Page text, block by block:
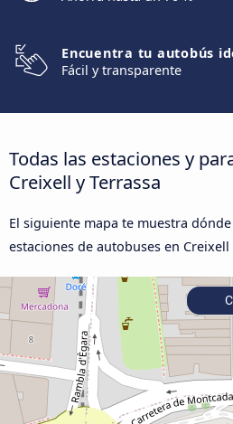
Encuentra tu autobús
Fácil y transparente
Todas las estaciones y
Creixell y Terrassa
El siguiente mapa te muestra
estaciones de autobuses en Creixell